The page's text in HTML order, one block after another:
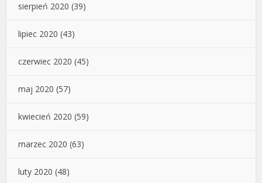
sierpień 2020 (39)
lipiec 2020 (43)
czerwiec 2020 (45)
maj 2020 (57)
kwiecień 2020 (59)
marzec 2020 (63)
luty 2020 (48)